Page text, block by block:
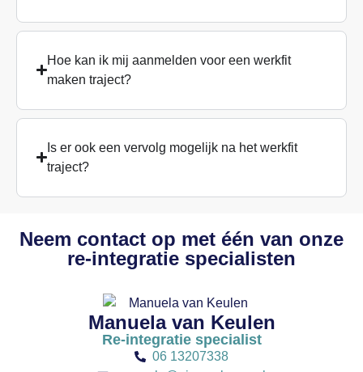
Hoe kan ik mij aanmelden voor een werkfit
maken traject?
Is er ook een vervolg mogelijk na het werkfit
traject?
Neem contact op met één van onze
re-integratie specialisten
Manuela van Keulen
Re-integratie specialist
06 13207338